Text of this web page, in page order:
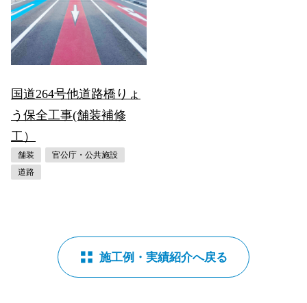
国道264号他道路橋りょ
う保全工事(舗装補修
工）
舗装
官公庁・公共施設
道路
施工例・実績紹介へ戻る